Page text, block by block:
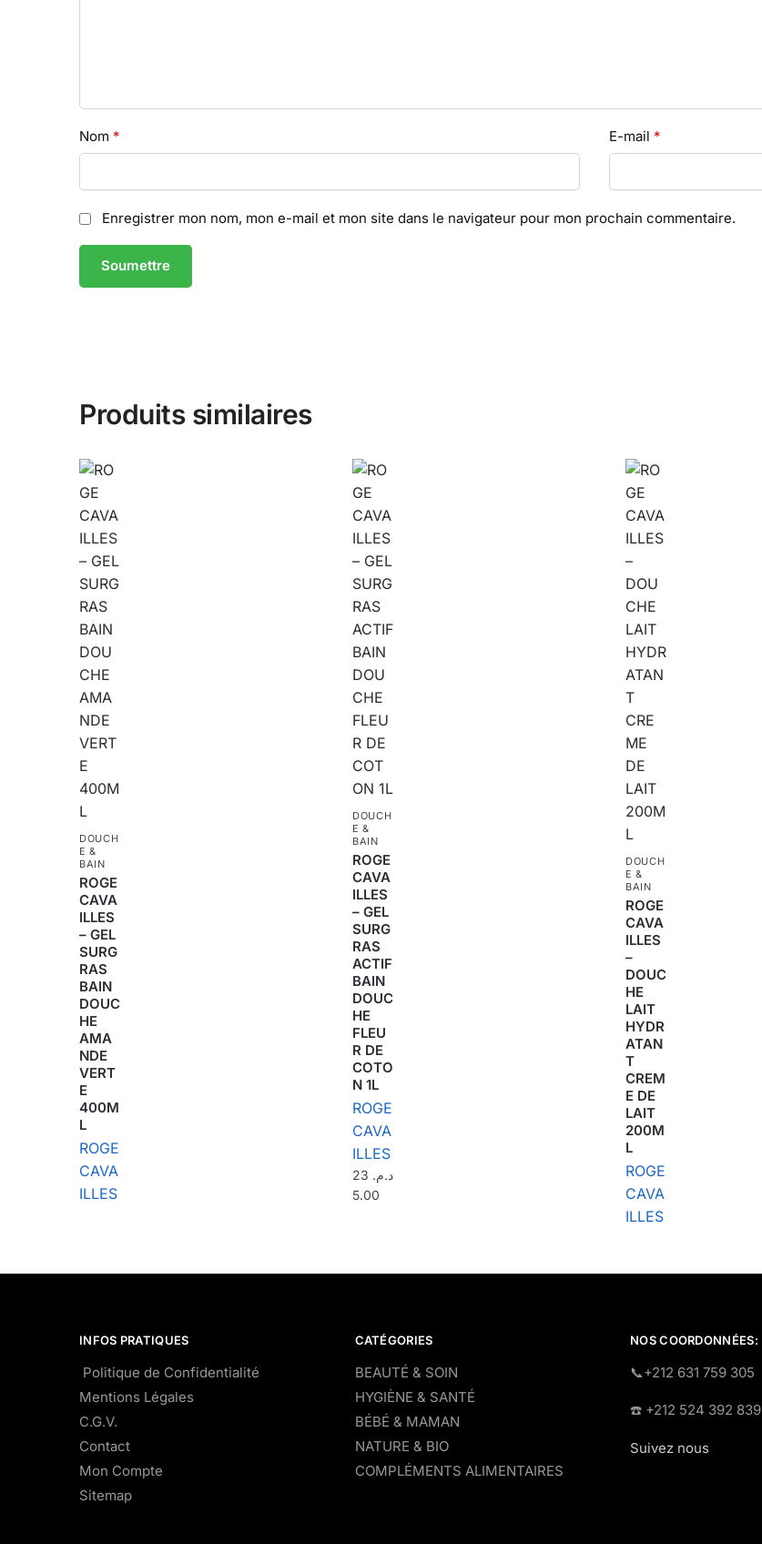
Nom * E-mail *
Enregistrer mon nom, mon e-mail et mon site dans le navigateur pour mon prochain commentaire.
Produits similaires
DOUCH
E &
BAIN
ROGE
CAVA
ILLES
– GEL
SURG
RAS
BAIN
DOUC
HE
AMA
NDE
VERT
E
400M
L
ROGE
CAVA
ILLES
DOUCH
E &
BAIN
ROGE
CAVA
ILLES
– GEL
SURG
RAS
ACTIF
BAIN
DOUC
HE
FLEU
R DE
COTO
N 1L
ROGE
CAVA
ILLES
د.م. 23
5.00
DOUCH
E &
BAIN
ROGE
CAVA
ILLES
–
DOUC
HE
LAIT
HYDR
ATAN
T
CREM
E DE
LAIT
200M
L
ROGE
CAVA
ILLES
INFOS PRATIQUES
Politique de Confidentialité
Mentions Légales
C.G.V.
Contact
Mon Compte
Sitemap
CATÉGORIES
BEAUTÉ & SOIN
HYGIÈNE & SANTÉ
BÉBÉ & MAMAN
NATURE & BIO
COMPLÉMENTS ALIMENTAIRES
NOS COORDONNÉES:
​📞+212 631 759 305
☎️​ +212 524 392 839
Suivez nous